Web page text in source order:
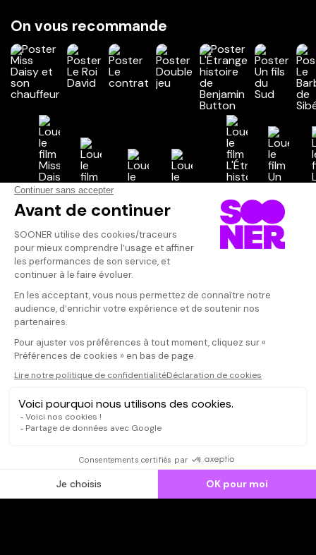
On vous recommande
Vos avis
Donnez votre avis
Votre note
Votre commentaire
Il faut vous connecter pour
publier un avis
CONNEXION
Qui sommes-nous ?